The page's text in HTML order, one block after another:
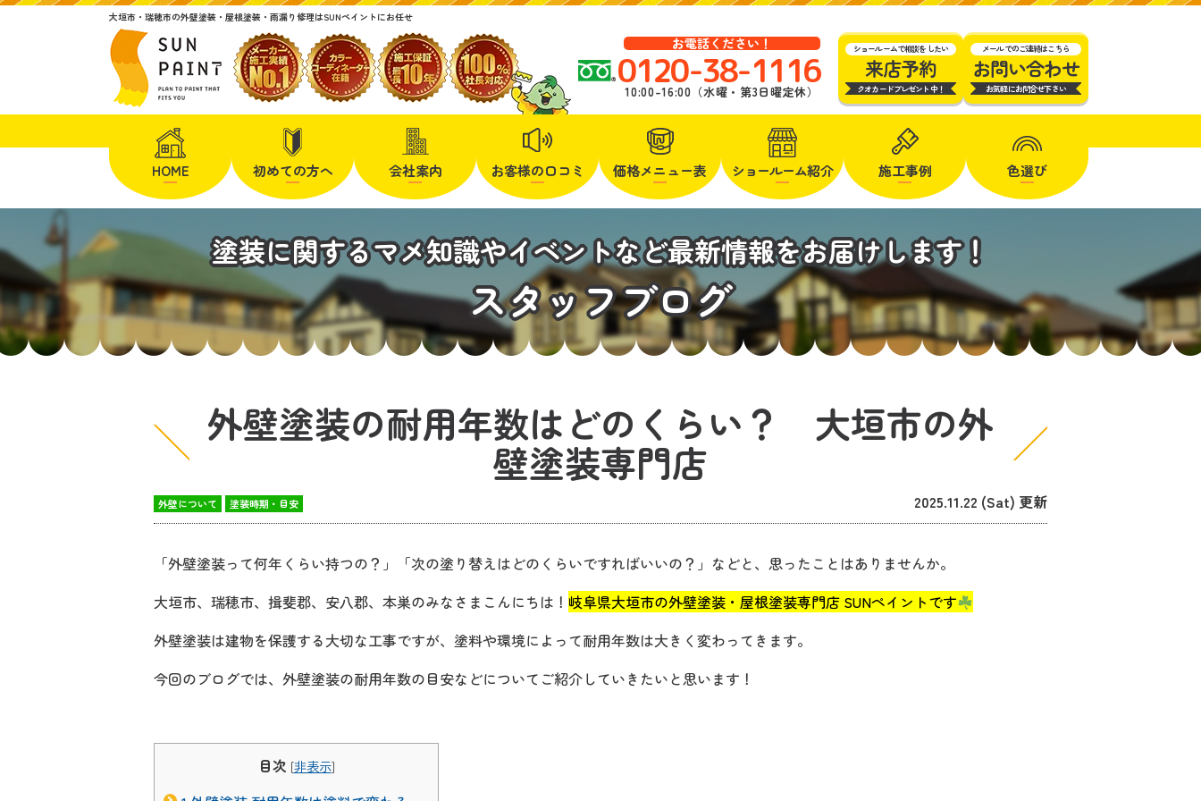
大垣市・瑞穂市の外壁塗装・屋根塗装・雨漏り修理はSUNペイントにお任せ
お電話ください！
0120-38-1116
10:00-16:00（水曜・第3日曜定休）
ショールームで相談をしたい
来店予約
クオカードプレゼント中！
メールでのご連絡はこちら
お問い合わせ
お気軽にお問合せ下さい
HOME 初めての方へ 会社案内 お客様の口コミ 価格メニュー表 ショールーム紹介 施工事例 色選び
塗装に関するマメ知識やイベントなど最新情報をお届けします！
スタッフブログ
外壁塗装の耐用年数はどのくらい？ 大垣市の外
壁塗装専門店
外壁について 塗装時期・目安 2025.11.22 (Sat) 更新
「外壁塗装って何年くらい持つの？」「次の塗り替えはどのくらいですればいいの？」などと、思ったことはありませんか。
大垣市、瑞穂市、揖斐郡、安八郡、本巣のみなさまこんにちは！ 岐阜県大垣市の外壁塗装・屋根塗装専門店 SUNペイントです
外壁塗装は建物を保護する大切な工事ですが、塗料や環境によって耐用年数は大きく変わってきます。
今回のブログでは、外壁塗装の耐用年数の目安などについてご紹介していきたいと思います！
目次 [非表示]